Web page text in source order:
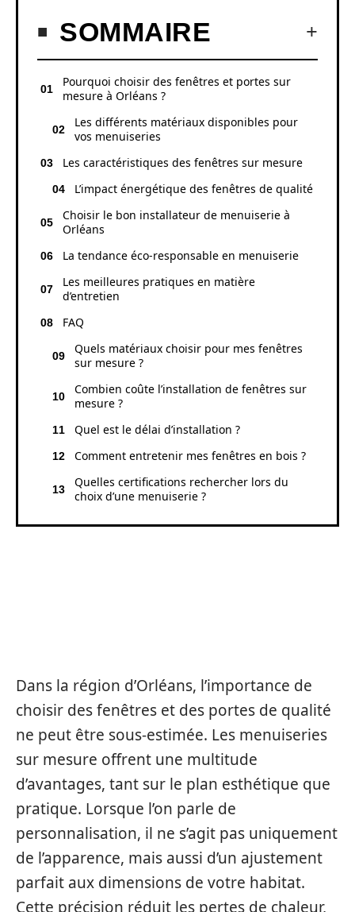
SOMMAIRE
Pourquoi choisir des fenêtres et portes sur
mesure à Orléans ?
Les différents matériaux disponibles pour
vos menuiseries
Les caractéristiques des fenêtres sur mesure
L’impact énergétique des fenêtres de qualité
Choisir le bon installateur de menuiserie à
Orléans
La tendance éco-responsable en menuiserie
Les meilleures pratiques en matière
d’entretien
FAQ
Quels matériaux choisir pour mes fenêtres
sur mesure ?
Combien coûte l’installation de fenêtres sur
mesure ?
Quel est le délai d’installation ?
Comment entretenir mes fenêtres en bois ?
Quelles certifications rechercher lors du
choix d’une menuiserie ?
Dans la région d’Orléans, l’importance de
choisir des fenêtres et des portes de qualité
ne peut être sous-estimée. Les menuiseries
sur mesure offrent une multitude
d’avantages, tant sur le plan esthétique que
pratique. Lorsque l’on parle de
personnalisation, il ne s’agit pas uniquement
de l’apparence, mais aussi d’un ajustement
parfait aux dimensions de votre habitat.
Cette précision réduit les pertes de chaleur,